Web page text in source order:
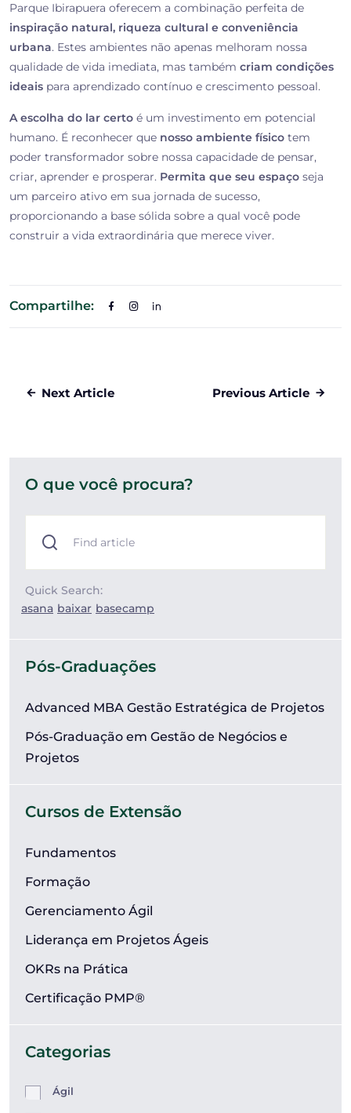
Parque Ibirapuera oferecem a combinação perfeita de
inspiração natural, riqueza cultural e conveniência
urbana. Estes ambientes não apenas melhoram nossa
qualidade de vida imediata, mas também criam condições
ideais para aprendizado contínuo e crescimento pessoal.
A escolha do lar certo é um investimento em potencial
humano. É reconhecer que nosso ambiente físico tem
poder transformador sobre nossa capacidade de pensar,
criar, aprender e prosperar. Permita que seu espaço seja
um parceiro ativo em sua jornada de sucesso,
proporcionando a base sólida sobre a qual você pode
construir a vida extraordinária que merece viver.
Compartilhe:
Next Article Previous Article
O que você procura?
Quick Search:
asana baixar basecamp
Pós-Graduações
Advanced MBA Gestão Estratégica de Projetos
Pós-Graduação em Gestão de Negócios e
Projetos
Cursos de Extensão
Fundamentos
Formação
Gerenciamento Ágil
Liderança em Projetos Ágeis
OKRs na Prática
Certificação PMP®
Categorias
Ágil